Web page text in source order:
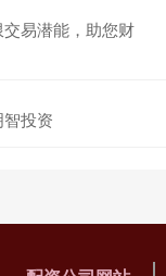
易潜能，助您财
投资